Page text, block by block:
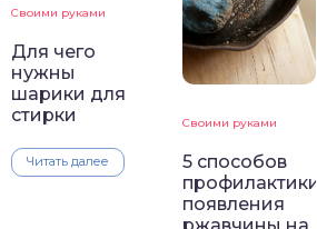
Своими руками
Для чего
нужны
шарики для
стирки
Читать далее
Своими руками
5 способов
профилактики
появления